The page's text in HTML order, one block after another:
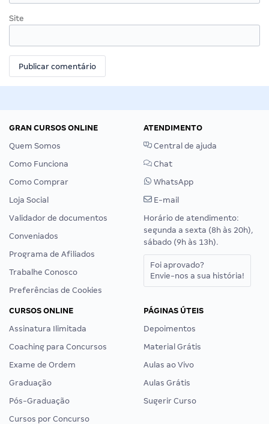
Site
GRAN CURSOS ONLINE
Quem Somos
Como Funciona
Como Comprar
Loja Social
Validador de documentos
Conveniados
Programa de Afiliados
Trabalhe Conosco
Preferências de Cookies
ATENDIMENTO
Central de ajuda
Chat
WhatsApp
E-mail
Horário de atendimento:
segunda a sexta (8h às 20h),
sábado (9h às 13h).
Foi aprovado?
Envie-nos a sua história!
CURSOS ONLINE
Assinatura Ilimitada
Coaching para Concursos
Exame de Ordem
Graduação
Pós-Graduação
Cursos por Concurso
PÁGINAS ÚTEIS
Depoimentos
Material Grátis
Aulas ao Vivo
Aulas Grátis
Sugerir Curso